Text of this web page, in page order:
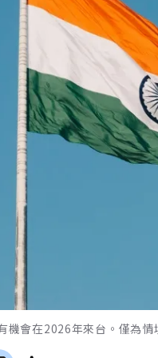
機會在2026年來台。僅